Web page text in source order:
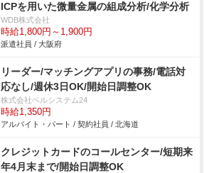
ICPを用いた微量金属の組成分析/化学分析
WDB株式会社
時給1,800円～1,900円
派遣社員 / 大阪府
リーダー/マッチングアプリの事務/電話対
応なし/週休3日OK/開始日調整OK
株式会社ベルシステム24
時給1,350円
アルバイト・パート / 契約社員 / 北海道
クレジットカードのコールセンター/短期来
年4月末まで/開始日調整OK